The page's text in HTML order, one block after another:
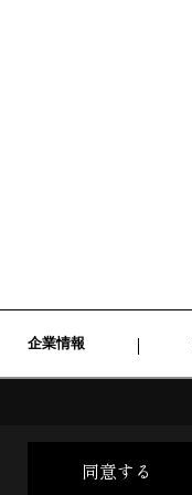
企業情報
同意する